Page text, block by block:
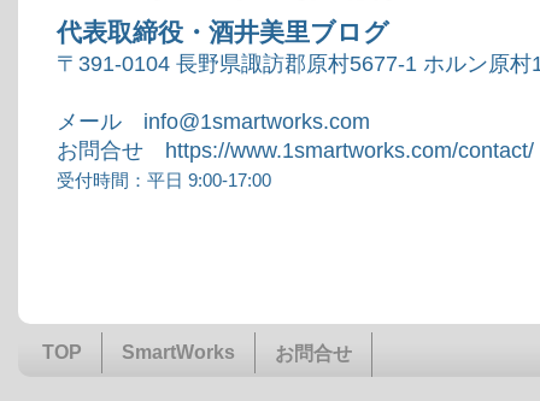
代表取締役・酒井美里ブログ
〒391-0104 長野県諏訪郡原村5677-1 ホルン原村
メール info@1smartworks.com
お問合せ https://www.1smartworks.com/contact/
受付時間：平日 9:00-17:00
TOP SmartWorks お問合せ